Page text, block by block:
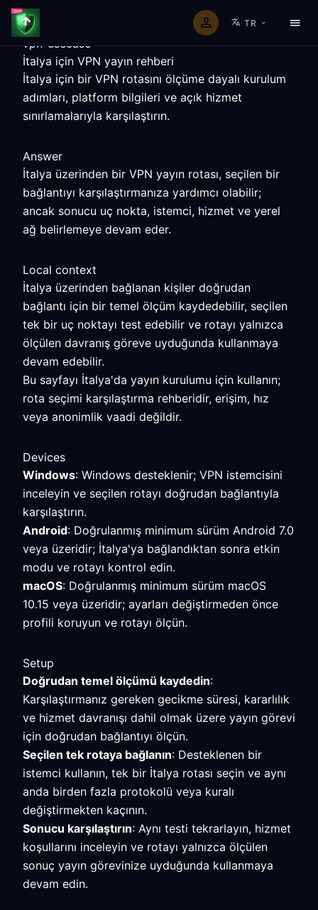
TR
vpn-usecase
İtalya için VPN yayın rehberi
İtalya için bir VPN rotasını ölçüme dayalı kurulum
adımları, platform bilgileri ve açık hizmet
sınırlamalarıyla karşılaştırın.
Answer
İtalya üzerinden bir VPN yayın rotası, seçilen bir
bağlantıyı karşılaştırmanıza yardımcı olabilir;
ancak sonucu uç nokta, istemci, hizmet ve yerel
ağ belirlemeye devam eder.
Local context
İtalya üzerinden bağlanan kişiler doğrudan
bağlantı için bir temel ölçüm kaydedebilir, seçilen
tek bir uç noktayı test edebilir ve rotayı yalnızca
ölçülen davranış göreve uyduğunda kullanmaya
devam edebilir.
Bu sayfayı İtalya'da yayın kurulumu için kullanın;
rota seçimi karşılaştırma rehberidir, erişim, hız
veya anonimlik vaadi değildir.
Devices
Windows: Windows desteklenir; VPN istemcisini
inceleyin ve seçilen rotayı doğrudan bağlantıyla
karşılaştırın.
Android: Doğrulanmış minimum sürüm Android 7.0
veya üzeridir; İtalya'ya bağlandıktan sonra etkin
modu ve rotayı kontrol edin.
macOS: Doğrulanmış minimum sürüm macOS
10.15 veya üzeridir; ayarları değiştirmeden önce
profili koruyun ve rotayı ölçün.
Setup
Doğrudan temel ölçümü kaydedin:
Karşılaştırmanız gereken gecikme süresi, kararlılık
ve hizmet davranışı dahil olmak üzere yayın görevi
için doğrudan bağlantıyı ölçün.
Seçilen tek rotaya bağlanın: Desteklenen bir
istemci kullanın, tek bir İtalya rotası seçin ve aynı
anda birden fazla protokolü veya kuralı
değiştirmekten kaçının.
Sonucu karşılaştırın: Aynı testi tekrarlayın, hizmet
koşullarını inceleyin ve rotayı yalnızca ölçülen
sonuç yayın görevinize uyduğunda kullanmaya
devam edin.